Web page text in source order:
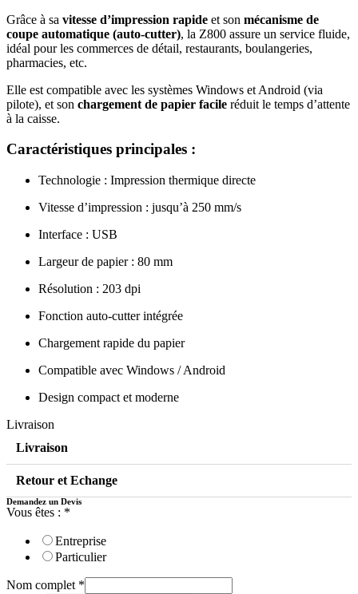
Grâce à sa vitesse d’impression rapide et son mécanisme de
coupe automatique (auto-cutter), la Z800 assure un service fluide,
idéal pour les commerces de détail, restaurants, boulangeries,
pharmacies, etc.
Elle est compatible avec les systèmes Windows et Android (via
pilote), et son chargement de papier facile réduit le temps d’attente
à la caisse.
Caractéristiques principales :
Technologie : Impression thermique directe
Vitesse d’impression : jusqu’à 250 mm/s
Interface : USB
Largeur de papier : 80 mm
Résolution : 203 dpi
Fonction auto-cutter intégrée
Chargement rapide du papier
Compatible avec Windows / Android
Design compact et moderne
Livraison
Livraison
Retour et Echange
Demandez un Devis
Vous êtes : *
Entreprise
Particulier
Nom complet *